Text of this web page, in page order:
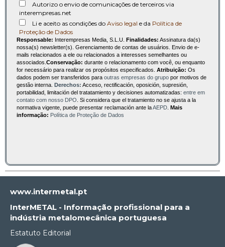
Autorizo o envio de comunicações de terceiros via
interempresas.net
Li e aceito as condições do Aviso legal e da Política de
Proteção de Dados
Responsable: Interempresas Media, S.L.U. Finalidades: Assinatura da(s)
nossa(s) newsletter(s). Gerenciamento de contas de usuários. Envio de e-
mails relacionados a ele ou relacionados a interesses semelhantes ou
associados. Conservação: durante o relacionamento com você, ou enquanto
for necessário para realizar os propósitos especificados. Atribuição: Os
dados podem ser transferidos para outras empresas do grupo por motivos de
gestão interna.
Derechos: Acceso, rectificación, oposición, supresión,
portabilidad, limitación del tratatamiento y decisiones automatizadas: entre em
contato com nosso DPO . Si considera que el tratamiento no se ajusta a la
normativa vigente, puede presentar reclamación ante laAEPD
Mais
informação: Política de Proteção de Dados
www.intermetal.pt
InterMETAL - Informação profissional para a
indústria metalomecânica portuguesa
Estatuto Editorial